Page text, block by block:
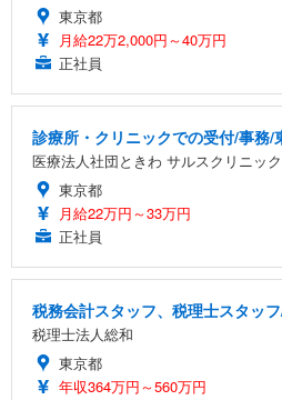
東京都
月給22万2,000円～40万円
正社員
診療所・クリニックでの受付/事務/
医療法人社団ときわ サルスクリニッ
東京都
月給22万円～33万円
正社員
税務会計スタッフ、税理士スタッ
税理士法人総和
東京都
年収364万円～560万円